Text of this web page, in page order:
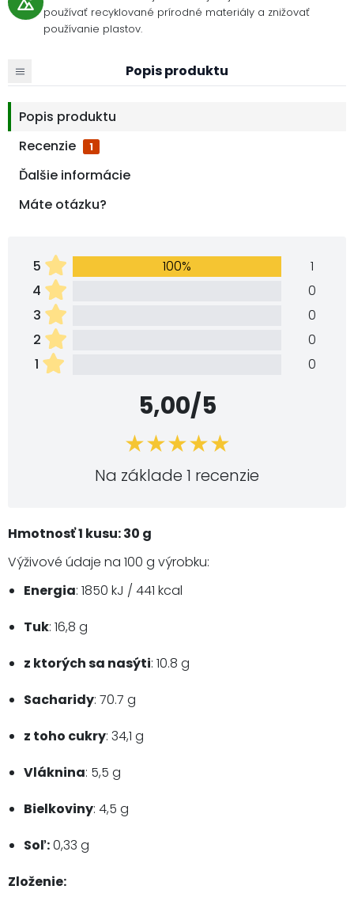
používať recyklované prírodné materiály a znižovať
používanie plastov.
Popis produktu
Popis produktu
Recenzie
1
Ďalšie informácie
Máte otázku?
5 100%
1
4
0
3
0
2
0
1
0
5,00/5
Na základe 1 recenzie
Hmotnosť 1 kusu: 30 g
Výživové údaje na 100 g výrobku:
Energia: 1850 kJ / 441 kcal
Tuk: 16,8 g
z ktorých sa nasýti: 10.8 g
Sacharidy: 70.7 g
z toho cukry: 34,1 g
Vláknina: 5,5 g
Bielkoviny: 4,5 g
Soľ:0,33 g
Zloženie: